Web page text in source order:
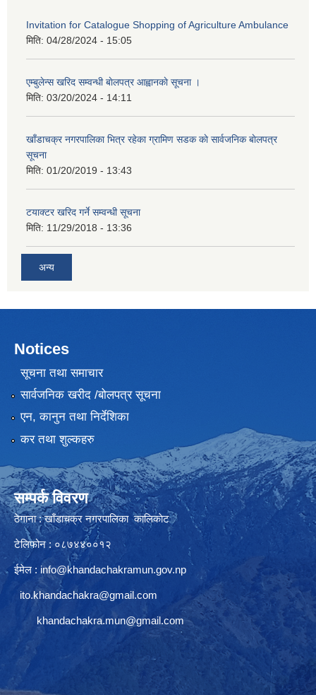
Invitation for Catalogue Shopping of Agriculture Ambulance
मिति: 04/28/2024 - 15:05
एम्बुलेन्स खरिद सम्वन्धी बाेलपत्र आह्वानकाे सूचना ।
मिति: 03/20/2024 - 14:11
खाँडाचक्र नगरपालिका भित्र रहेका ग्रामिण सडक काे सार्वजनिक बाेलपत्र
सूचना
मिति: 01/20/2019 - 13:43
टयाक्टर खरिद गर्ने सम्वन्धी सूचना
मिति: 11/29/2018 - 13:36
अन्य
Notices
सूचना तथा समाचार
सार्वजनिक खरीद /बोलपत्र सूचना
एन, कानुन तथा निर्देशिका
कर तथा शुल्कहरु
सम्पर्क विवरण
ठेगाना : खाँडाचक्र नगरपालिका कालिकाेट
टेलिफोन : ०८७४४००१२
ईमेल : info@khandachakramun.gov.np
ito.khandachakra@gmail.com
khandachakra.mun@gmail.com